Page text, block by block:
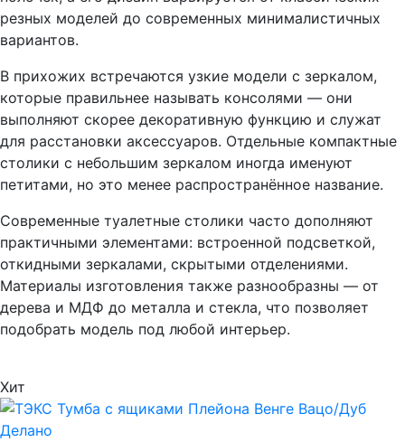
резных моделей до современных минималистичных
вариантов.
В прихожих встречаются узкие модели с зеркалом,
которые правильнее называть консолями — они
выполняют скорее декоративную функцию и служат
для расстановки аксессуаров. Отдельные компактные
столики с небольшим зеркалом иногда именуют
петитами, но это менее распространённое название.
Современные туалетные столики часто дополняют
практичными элементами: встроенной подсветкой,
откидными зеркалами, скрытыми отделениями.
Материалы изготовления также разнообразны — от
дерева и МДФ до металла и стекла, что позволяет
подобрать модель под любой интерьер.
Хит